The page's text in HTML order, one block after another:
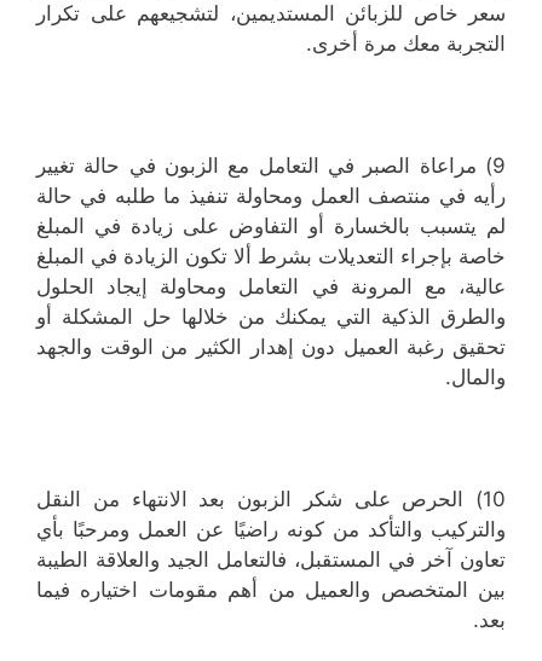
سعر خاص للزبائن المستديمين، لتشجيعهم على تكرار
التجربة معك مرة أخرى.
9) مراعاة الصبر في التعامل مع الزبون في حالة تغيير
رأيه في منتصف العمل ومحاولة تنفيذ ما طلبه في حالة
لم يتسبب بالخسارة أو التفاوض على زيادة في المبلغ
خاصة بإجراء التعديلات بشرط ألا تكون الزيادة في المبلغ
عالية، مع المرونة في التعامل ومحاولة إيجاد الحلول
والطرق الذكية التي يمكنك من خلالها حل المشكلة أو
تحقيق رغبة العميل دون إهدار الكثير من الوقت والجهد
والمال.
10) الحرص على شكر الزبون بعد الانتهاء من النقل
والتركيب والتأكد من كونه راضيًا عن العمل ومرحبًا بأي
تعاون آخر في المستقبل، فالتعامل الجيد والعلاقة الطيبة
بين المتخصص والعميل من أهم مقومات اختياره فيما
بعد.